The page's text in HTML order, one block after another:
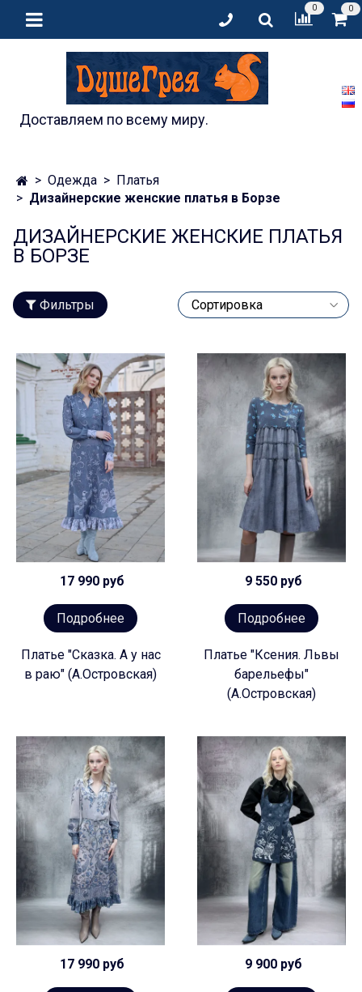
0 0
Доставляем по всему миру.
Одежда
Платья
Дизайнерские женские платья в Борзе
ДИЗАЙНЕРСКИЕ ЖЕНСКИЕ ПЛАТЬЯ
В БОРЗЕ
Фильтры
17 990 руб
Подробнее
Платье "Сказка. А у нас
в раю" (А.Островская)
9 550 руб
Подробнее
Платье "Ксения. Львы
барельефы"
(А.Островская)
17 990 руб 9 900 руб